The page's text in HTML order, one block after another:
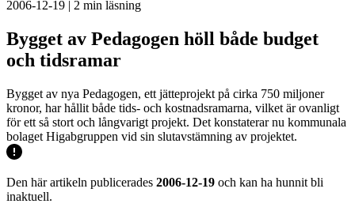
2006-12-19 | 2 min läsning
Bygget av Pedagogen höll både budget
och tidsramar
Bygget av nya Pedagogen, ett jätteprojekt på cirka 750 miljoner
kronor, har hållit både tids- och kostnadsramarna, vilket är ovanligt
för ett så stort och långvarigt projekt. Det konstaterar nu kommunala
bolaget Higabgruppen vid sin slutavstämning av projektet.
Den här artikeln publicerades 2006-12-19 och kan ha hunnit bli
inaktuell.